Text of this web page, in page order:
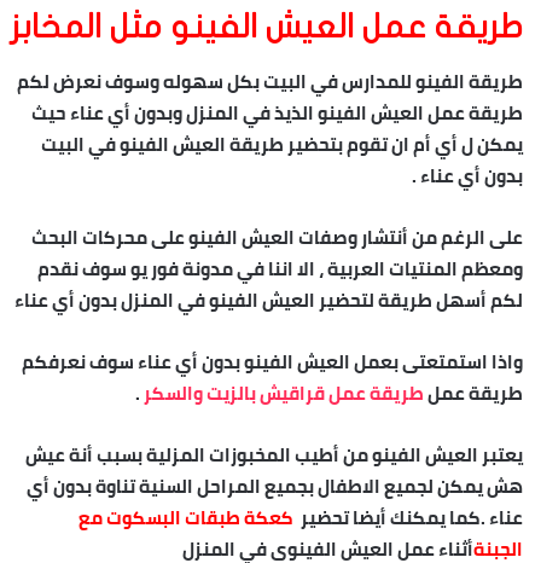
طريقة عمل العيش الفينو مثل المخابز
طريقة الفينو للمدارس في البيت بكل سهوله وسوف نعرض لكم
طريقة عمل العيش الفينو الذيذ في المنزل وبدون أي عناء حيث
يمكن ل أي أم ان تقوم بتحضير طريقة العيش الفينو في البيت
بدون أي عناء .
على الرغم من أنتشار وصفات العيش الفينو على محركات البحث
ومعظم المنتيات العربية ، الا اننا في مدونة فور يو سوف نقدم
لكم أسهل طريقة لتحضير العيش الفينو في المنزل بدون أي عناء
واذا استمتعتى بعمل العيش الفينو بدون أي عناء سوف نعرفكم
طريقة عملطريقة عمل قراقيش بالزيت والسكر.
يعتبر العيش الفينو من أطيب المخبوزات المزلية بسبب أنة عيش
هش يمكن لجميع الاطفال بجميع المراحل السنية تناوة بدون أي
عناء .كما يمكنك أيضا تحضير كعكة طبقات البسكوت مع
الجبنةأثناء عمل العيش الفينوى في المنزل